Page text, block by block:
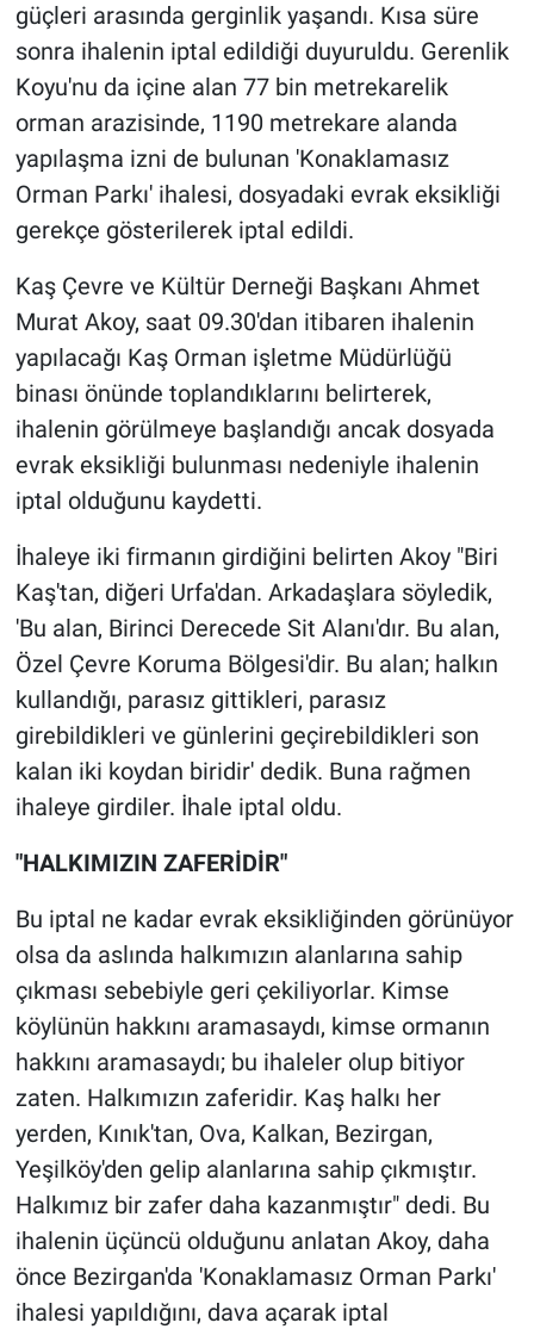
güçleri arasında gerginlik yaşandı. Kısa süre
sonra ihalenin iptal edildiği duyuruldu. Gerenlik
Koyu'nu da içine alan 77 bin metrekarelik
orman arazisinde, 1190 metrekare alanda
yapılaşma izni de bulunan 'Konaklamasız
Orman Parkı' ihalesi, dosyadaki evrak eksikliği
gerekçe gösterilerek iptal edildi.
Kaş Çevre ve Kültür Derneği Başkanı Ahmet
Murat Akoy, saat 09.30'dan itibaren ihalenin
yapılacağı Kaş Orman işletme Müdürlüğü
binası önünde toplandıklarını belirterek,
ihalenin görülmeye başlandığı ancak dosyada
evrak eksikliği bulunması nedeniyle ihalenin
iptal olduğunu kaydetti.
İhaleye iki firmanın girdiğini belirten Akoy "Biri
Kaş'tan, diğeri Urfa'dan. Arkadaşlara söyledik,
'Bu alan, Birinci Derecede Sit Alanı'dır. Bu alan,
Özel Çevre Koruma Bölgesi'dir. Bu alan; halkın
kullandığı, parasız gittikleri, parasız
girebildikleri ve günlerini geçirebildikleri son
kalan iki koydan biridir' dedik. Buna rağmen
ihaleye girdiler. İhale iptal oldu.
"HALKIMIZIN ZAFERİDİR"
Bu iptal ne kadar evrak eksikliğinden görünüyor
olsa da aslında halkımızın alanlarına sahip
çıkması sebebiyle geri çekiliyorlar. Kimse
köylünün hakkını aramasaydı, kimse ormanın
hakkını aramasaydı; bu ihaleler olup bitiyor
zaten. Halkımızın zaferidir. Kaş halkı her
yerden, Kınık'tan, Ova, Kalkan, Bezirgan,
Yeşilköy'den gelip alanlarına sahip çıkmıştır.
Halkımız bir zafer daha kazanmıştır" dedi. Bu
ihalenin üçüncü olduğunu anlatan Akoy, daha
önce Bezirgan'da 'Konaklamasız Orman Parkı'
ihalesi yapıldığını, dava açarak iptal